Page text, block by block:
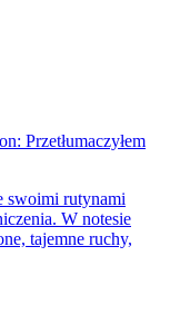
Przetłumaczyłem
swoimi rutynami
W notesie
tajemne ruchy,